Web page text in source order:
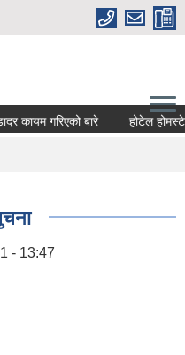
कायम गरिएको बारे होटेल होमस्टे
- 13:47